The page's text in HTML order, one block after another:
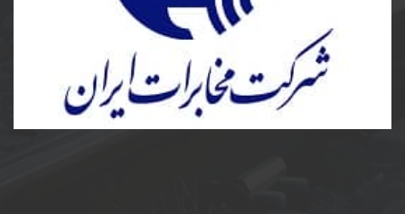
شرکت مخابرات ایران
ساخت و نصب مخزن کامپوزیت و پلی اتیلن و دریچه
مخابرات کامپوزیت به سفارش شرکت مخابرات ایران